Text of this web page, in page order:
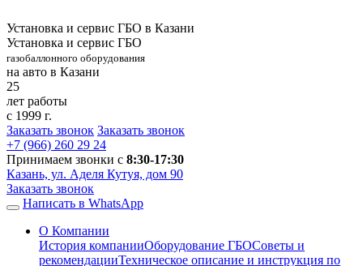
Установка и сервис ГБО в Казани
Установка и сервис ГБО
газобаллонного оборудования
на авто в Казани
25
лет работы
с 1999 г.
Заказать звонок Заказать звонок
+7 (966) 260 29 24
Принимаем звонки с 8:30-17:30
Казань, ул. Аделя Кутуя, дом 90
Заказать звонок
Написать в WhatsApp
О Компании
История компанииОборудование ГБОСоветы и
рекомендацииТехническое описание и инструкция по